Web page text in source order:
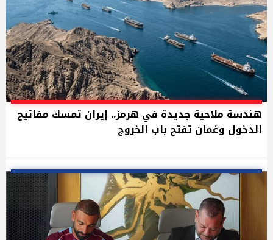
هندسة ملاحية جديدة في هرمز.. إيران تمسك مفاتيح
الدخول وعُمان تفتح باب الخروج